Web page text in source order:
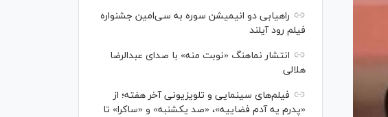
راهیابی دو انیمیشن سوره به سی‌امین جشنواره
فیلم رود آیلند
انتشار نماهنگ «نوبت منه» با صدای عبدالرضا
هلالی
فیلم‌های سینمایی و تلویزیونی آخر هفته؛ از
«پدرم یه آدم فضاییه»، «صد یکشنبه» و «ساکرا» تا